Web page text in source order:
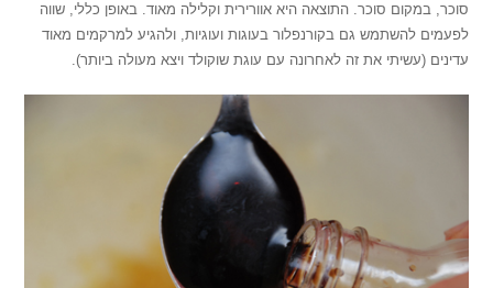
סוכר, במקום סוכר. התוצאה היא אוורירית וקלילה מאוד. באופן כללי, שווה
לפעמים להשתמש גם בקורנפלור בעוגות ועוגיות, ולהגיע למרקמים מאוד
עדינים (עשיתי את זה לאחרונה עם עוגת שוקולד ויצא מעולה ביותר).